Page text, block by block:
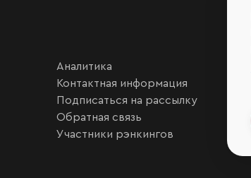
Аналитика
Контактная информация
Подписаться на рассылку
Обратная связь
Участники рэнкингов